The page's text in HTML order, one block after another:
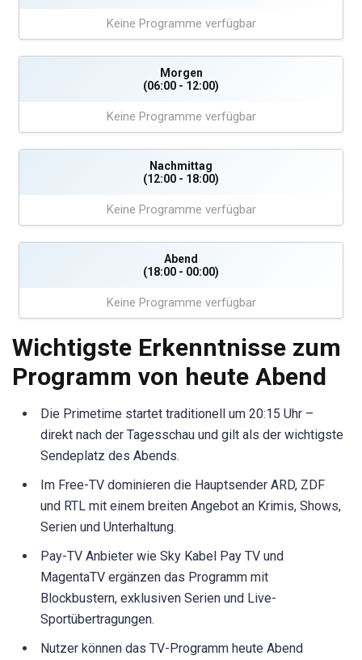
Keine Programme verfügbar
Morgen
(06:00 - 12:00)
Keine Programme verfügbar
Nachmittag
(12:00 - 18:00)
Keine Programme verfügbar
Abend
(18:00 - 00:00)
Keine Programme verfügbar
Wichtigste Erkenntnisse zum
Programm von heute Abend
Die Primetime startet traditionell um 20:15 Uhr –
direkt nach der Tagesschau und gilt als der wichtigste
Sendeplatz des Abends.
Im Free-TV dominieren die Hauptsender ARD, ZDF
und RTL mit einem breiten Angebot an Krimis, Shows,
Serien und Unterhaltung.
Pay-TV Anbieter wie Sky Kabel Pay TV und
MagentaTV ergänzen das Programm mit
Blockbustern, exklusiven Serien und Live-
Sportübertragungen.
Nutzer können das TV-Programm heute Abend